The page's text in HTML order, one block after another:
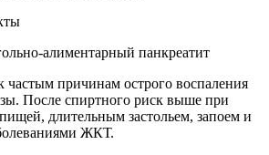
алиментарный панкреатит
частым причинам острого воспаления
После спиртного риск выше при
длительным застольем, запоем и
ЖКТ.